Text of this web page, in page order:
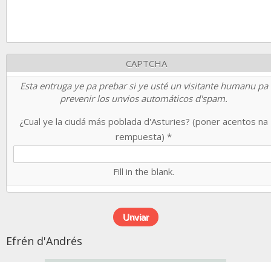
CAPTCHA
Esta entruga ye pa prebar si ye usté un visitante humanu pa
prevenir los unvios automáticos d'spam.
¿Cual ye la ciudá más poblada d'Asturies? (poner acentos na
rempuesta) *
Fill in the blank.
Efrén d'Andrés